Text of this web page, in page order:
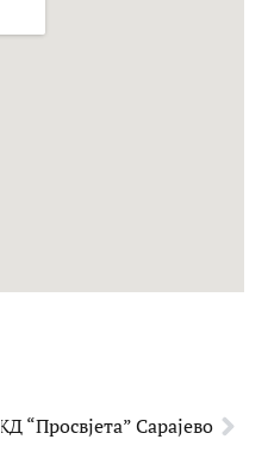
“Просвјета” Сарајево